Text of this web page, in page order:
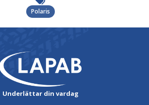
Polaris
Underlättar din vardag